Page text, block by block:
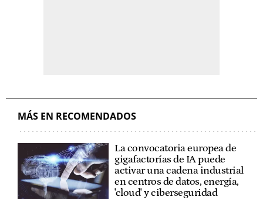
MÁS EN RECOMENDADOS
La convocatoria europea de
gigafactorías de IA puede
activar una cadena industrial
en centros de datos, energía,
'cloud' y ciberseguridad